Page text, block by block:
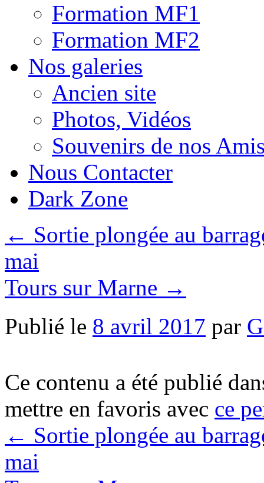
Formation MF1
Formation MF2
Nos galeries
Ancien site
Photos, Vidéos
Souvenirs de nos
Nous Contacter
Dark Zone
← Sortie plongée au
mai
Tours sur Marne →
Publié le 8 avril 2017 par
Ce contenu a été publié
mettre en favoris avec ce
← Sortie plongée au
mai